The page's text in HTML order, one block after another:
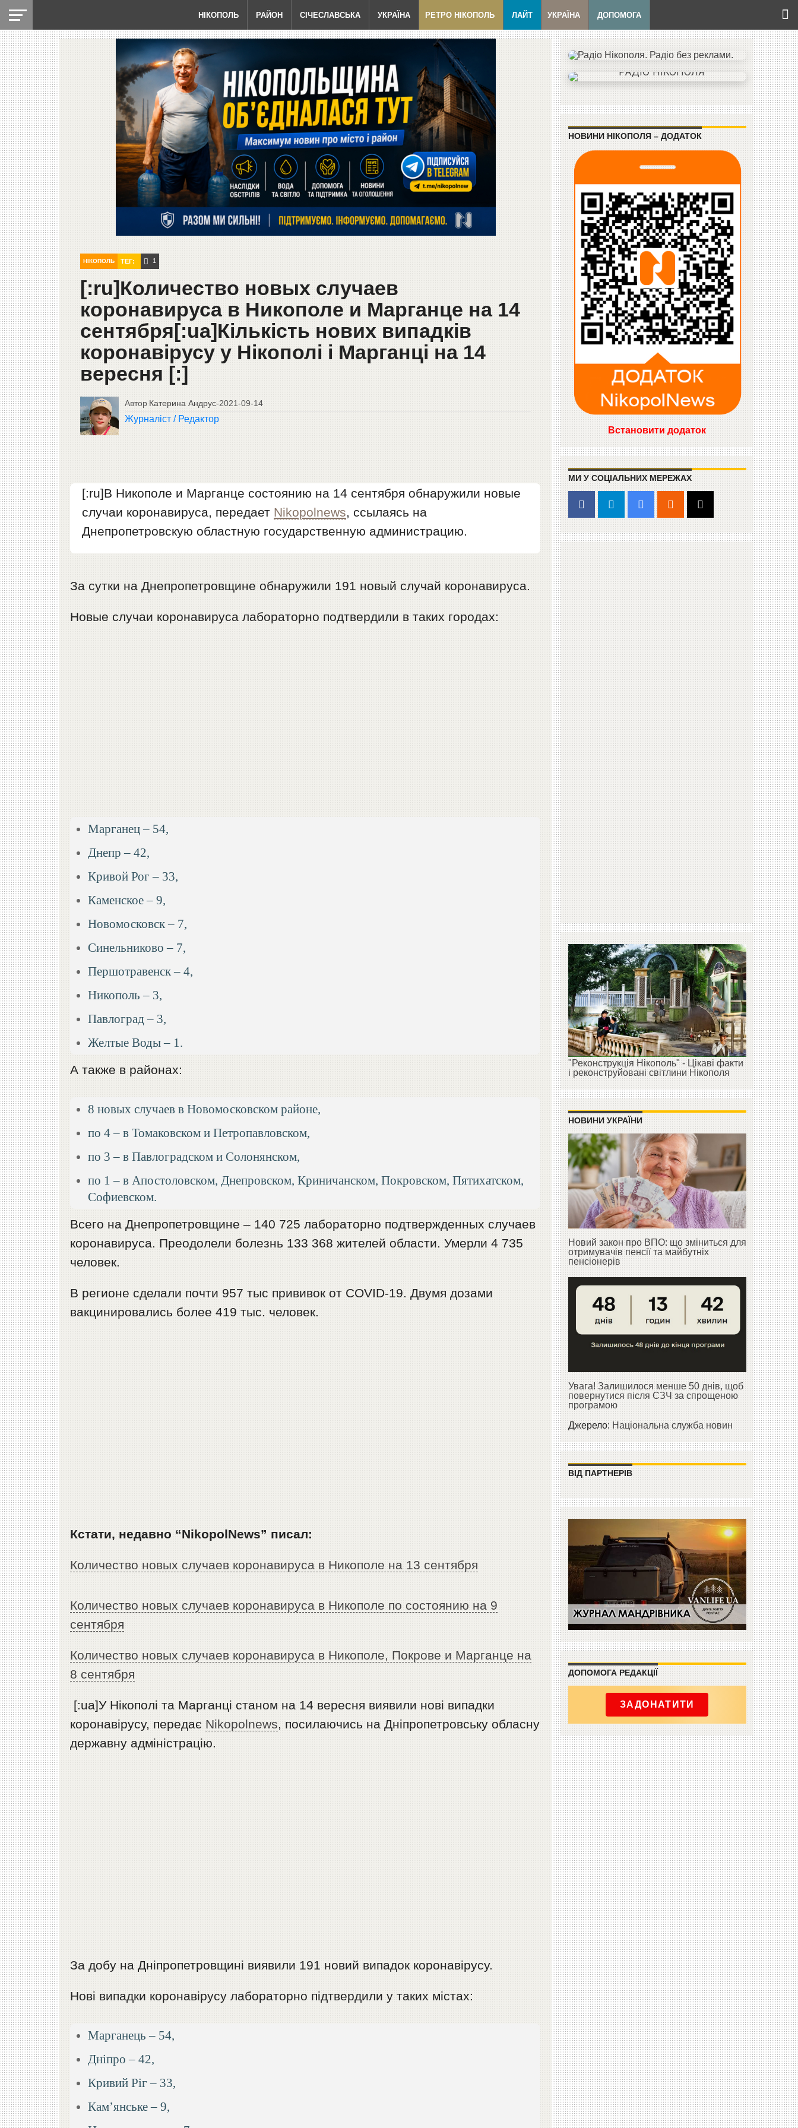
НІКОПОЛЬ РАЙОН СІЧЕСЛАВСЬКА УКРАЇНА РЕТРО НІКОПОЛЬ ЛАЙТ УКРАЇНА ДОПОМОГА
НІКОПОЛЬ ТЕГ: 1
[:ru]Количество новых случаев
коронавируса в Никополе и Марганце на 14
сентября[:ua]Кількість нових випадків
коронавірусу у Нікополі і Марганці на 14
вересня [:]
Автор Катерина Андрус-2021-09-14
Журналіст / Редактор
[:ru]В Никополе и Марганце состоянию на 14 сентября обнаружили новые
случаи коронавируса, передает Nikopolnews, ссылаясь на
Днепропетровскую областную государственную администрацию.
За сутки на Днепропетровщине обнаружили 191 новый случай коронавируса.
Новые случаи коронавируса лабораторно подтвердили в таких городах:
Марганец – 54,
Днепр – 42,
Кривой Рог – 33,
Каменское – 9,
Новомосковск – 7,
Синельниково – 7,
Першотравенск – 4,
Никополь – 3,
Павлоград – 3,
Желтые Воды – 1.
А также в районах:
8 новых случаев в Новомосковском районе,
по 4 – в Томаковском и Петропавловском,
по 3 – в Павлоградском и Солонянском,
по 1 – в Апостоловском, Днепровском, Криничанском, Покровском, Пятихатском,
Софиевском.
Всего на Днепропетровщине – 140 725 лабораторно подтвержденных случаев
коронавируса. Преодолели болезнь 133 368 жителей области. Умерли 4 735
человек.
В регионе сделали почти 957 тыс прививок от COVID-19. Двумя дозами
вакцинировались более 419 тыс. человек.
Кстати, недавно “NikopolNews” писал:
Количество новых случаев коронавируса в Никополе на 13 сентября
Количество новых случаев коронавируса в Никополе по состоянию на 9
сентября
Количество новых случаев коронавируса в Никополе, Покрове и Марганце на
8 сентября
[:ua]У Нікополі та Марганці станом на 14 вересня виявили нові випадки
коронавірусу, передає Nikopolnews, посилаючись на Дніпропетровську обласну
державну адміністрацію.
За добу на Дніпропетровщині виявили 191 новий випадок коронавірусу.
Нові випадки коронавірусу лабораторно підтвердили у таких містах:
Марганець – 54,
Дніпро – 42,
Кривий Ріг – 33,
Кам’янське – 9,
НОВИНИ НІКОПОЛЯ – ДОДАТОК
Встановити додаток
МИ У СОЦІАЛЬНИХ МЕРЕЖАХ
"Реконструкція Нікополь" - Цікаві факти
і реконструйовані світлини Нікополя
НОВИНИ УКРАЇНИ
Новий закон про ВПО: що зміниться для
отримувачів пенсії та майбутніх
пенсіонерів
Увага! Залишилося менше 50 днів, щоб
повернутися після СЗЧ за спрощеною
програмою
Джерело:Національна служба новин
ВІД ПАРТНЕРІВ
ДОПОМОГА РЕДАКЦІЇ
ЗАДОНАТИТИ